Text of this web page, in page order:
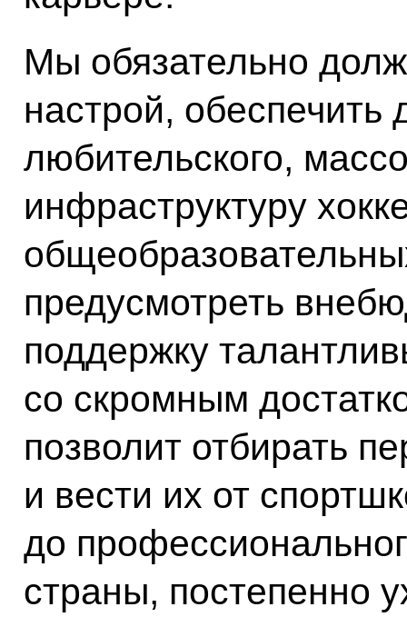
Мы обязательно
настрой, обеспечить
любительского,
инфраструктуру
предусмотреть
поддержку
со скромным
позволит отбирать
и вести их от
до
страны, постепенно